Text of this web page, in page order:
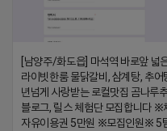
[남양주/화도읍] 마석역 바로앞 넓은
라이빗한룸 물닭갈비, 삼계탕, 추어
년넘게 사랑받는 로컬맛집 곰나루추
블로그, 릴스 체험단 모집합니다
자유이용권 5만원 ※모집인원※ 5